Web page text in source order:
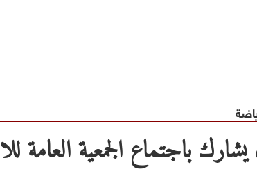
باجتماع الجمعية العامة